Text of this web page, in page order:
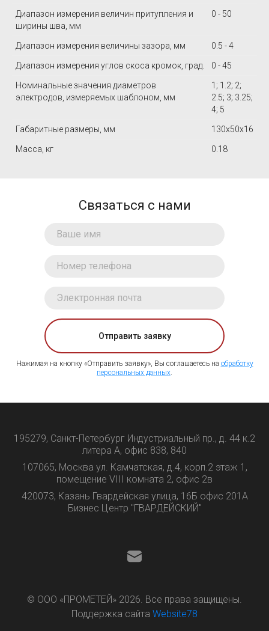
Диапазон измерения величин притупления и
ширины шва, мм
0 - 50
Диапазон измерения величины зазора, мм 0.5 - 4
Диапазон измерения углов скоса кромок, град. 0 - 45
Номинальные значения диаметров
электродов, измеряемых шаблоном, мм
1; 1.2; 2;
2.5; 3; 3.25;
4; 5
Габаритные размеры, мм 130х50х16
Масса, кг 0.18
Связаться с нами
Отправить заявку
Нажимая на кнопку «Отправить заявку», Вы соглашаетесь на обработку
персональных данных.
195279, Санкт-Петербург Индустриальный пр., д. 44 к.2
литера А, офис 838, 840
107065, Москва ул. Камчатская, д.4, корп.2 этаж 1,
помещение VIII комната 2, офис 2в
420073, Казань Гвардейская улица, 16Б офис 201А
Бизнес Центр "ГВАРДЕЙСКИЙ"
© ООО «ПРОМЕТЕЙ» 2026. Все права защищены.
Поддержка сайта Website78